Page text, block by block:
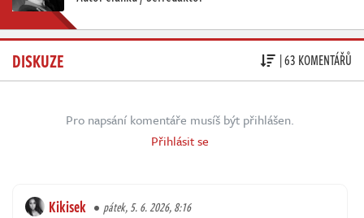
DISKUZE | 63 KOMENTÁŘŮ
Pro napsání komentáře musíš být přihlášen.
Přihlásit se
Kikisek pátek, 5. 6. 2026, 8:16